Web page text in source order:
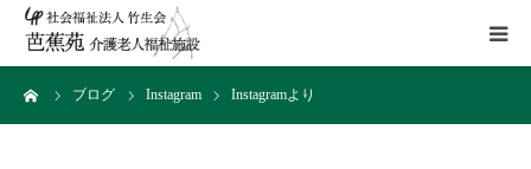
ブログ Instagram Instagramより
施設概要